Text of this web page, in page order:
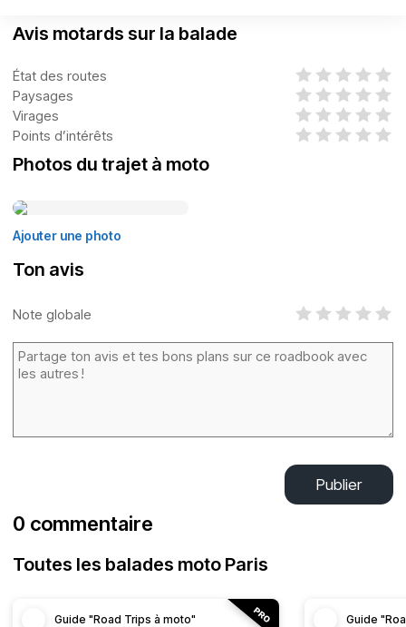
Avis motards sur la balade
État des routes
Paysages
Virages
Points d’intérêts
Photos du trajet à moto
Ajouter une photo
Ton avis
Note globale
Publier
0 commentaire
Toutes les balades moto Paris
Guide "Road Trips à moto" Guide